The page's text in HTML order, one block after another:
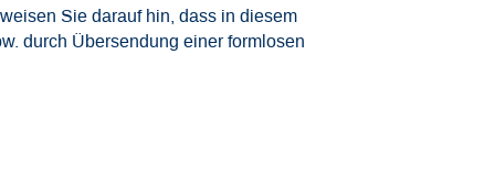
Sie darauf hin, dass in diesem
durch Übersendung einer formlosen